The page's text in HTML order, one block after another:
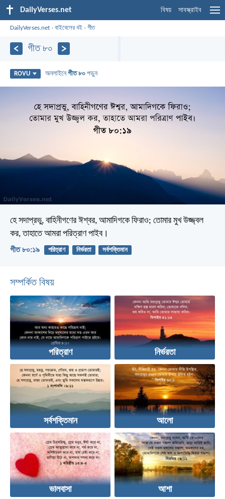
DailyVerses.net বিষয় সাবস্ক্রাইব
DailyVerses.net ›বাইবেলের বই ›গীত
গীত ৮০
ROVU অনলাইনেগীত ৮০ পড়ুন
হে সদাপ্রভু, বাহিনীগণের ঈশ্বর, আমাদিগকে ফিরাও; তোমার মুখ উজ্জ্বল
কর, তাহাতে আমরা পরিত্রাণ পাইব।
গীত ৮০:১৯ পরিত্রাণ নির্ভরতা সর্বশক্তিমান
সম্পর্কিত বিষয়
পরিত্রাণ নির্ভরতা
সর্বশক্তিমান আলো
ভালবাসা আশা